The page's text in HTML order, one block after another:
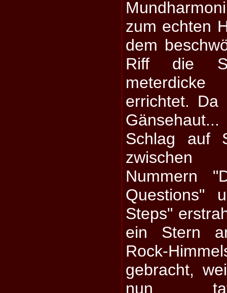
zum echten
dem
Riff die
errichtet.
Schlag auf
zwischen
Nummern
Questions"
Steps"
ein Stern
Rock-
gebracht,
nun